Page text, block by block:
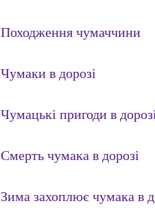
Походження чумаччини
Чумаки в дорозі
Чумацькі пригоди в
Смерть чумака в дорозі
Зима захоплює чумака в